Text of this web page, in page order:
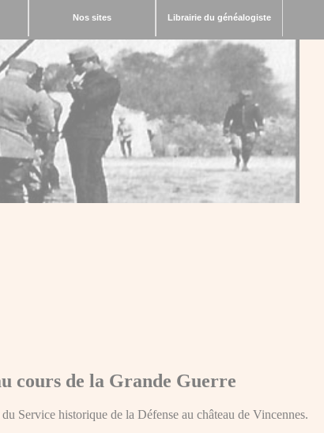
Nos sites Librairie du généalogiste
cours de la Grande Guerre
Service historique de la Défense au château de Vincennes.